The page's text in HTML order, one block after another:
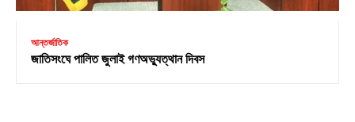
আন্তর্জাতিক
জাতিসংঘে পালিত জুলাই গণঅভ্যুত্থান দিবস